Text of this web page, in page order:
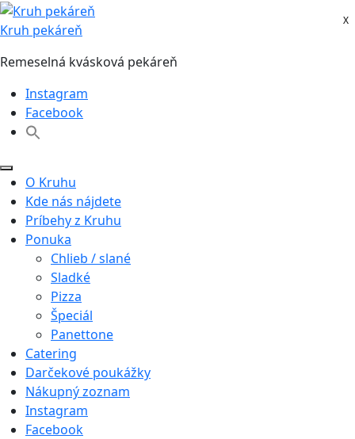
Skip
to
Kruh pekáreň
Remeselná kvásková pekáreň
Instagram
Facebook
O Kruhu
Kde nás nájdete
Príbehy z Kruhu
Ponuka
Chlieb / slané
Sladké
Pizza
Špeciál
Panettone
Catering
Darčekové poukážky
Nákupný zoznam
Instagram
Facebook
X
X